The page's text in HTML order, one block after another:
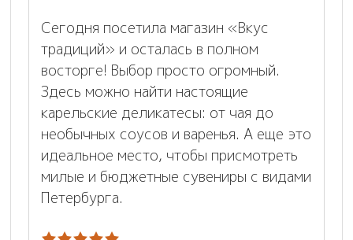
Сегодня посетила магазин «Вкус
традиций» и осталась в полном
восторге! Выбор просто огромный.
Здесь можно найти настоящие
карельские деликатесы: от чая до
необычных соусов и варенья. А еще это
идеальное место, чтобы присмотреть
милые и бюджетные сувениры с видами
Петербурга.